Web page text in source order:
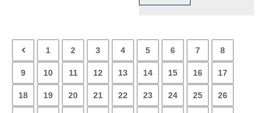
1 2 3 4 5 6 7 8
9 10 11 12 13 14 15 16 17
18 19 20 21 22 23 24 25 26